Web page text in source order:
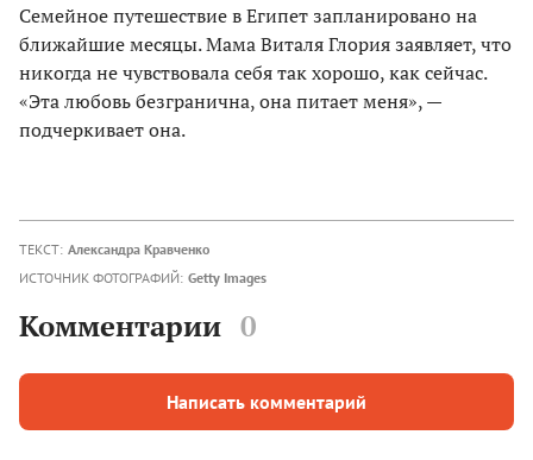
Семейное путешествие в Египет запланировано на
ближайшие месяцы. Мама Виталя Глория заявляет, что
никогда не чувствовала себя так хорошо, как сейчас.
«Эта любовь безгранична, она питает меня», —
подчеркивает она.
ТЕКСТ: Александра Кравченко
ИСТОЧНИК ФОТОГРАФИЙ: Getty Images
Комментарии 0
Написать комментарий